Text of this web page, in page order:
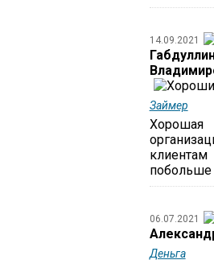
14.09.2021
Займер
Хорошая
побольше
06.07.2021
Деньга